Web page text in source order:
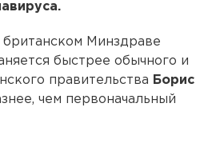
Минздраве
быстрее обычного и
правительства Борис
чем первоначальный